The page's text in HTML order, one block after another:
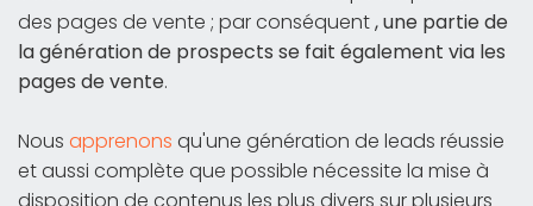
des pages de vente ; par conséquent, une partie de
la génération de prospects se fait également via les
pages de vente.
Nous apprenons qu'une génération de leads réussie
et aussi complète que possible nécessite la mise à